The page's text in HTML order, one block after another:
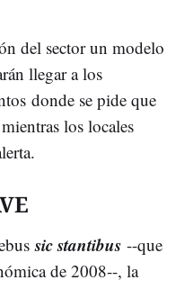
del sector un modelo
llegar a los
donde se pide que
los locales
sic stantibus --que
de 2008--, la